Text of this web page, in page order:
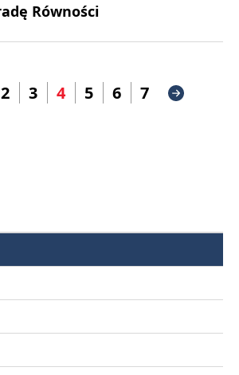
Równości
2 3 4 5 6 7